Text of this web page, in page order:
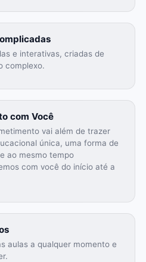
e interativas, criadas de
complexo.
com Você
vai além de trazer
única, uma forma de
ao mesmo tempo
com você do início até a
aulas a qualquer momento e